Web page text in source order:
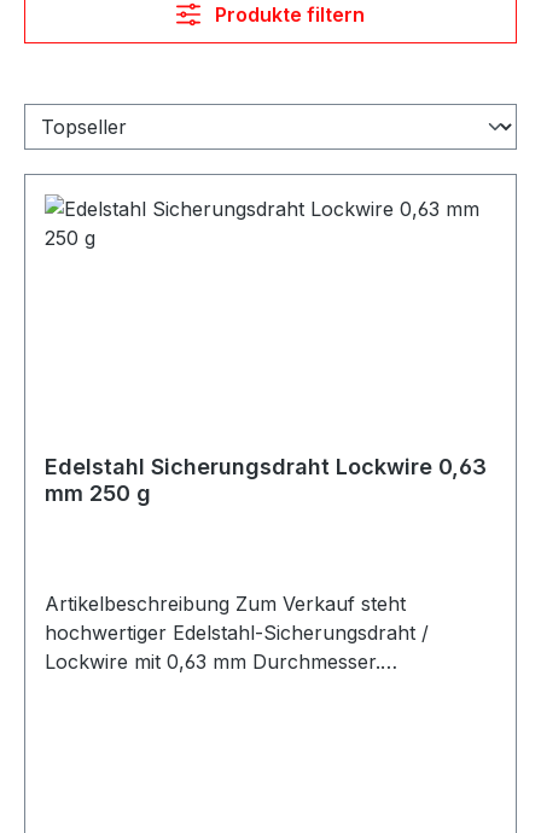
Produkte filtern
Edelstahl Sicherungsdraht Lockwire 0,63
mm 250 g
Artikelbeschreibung Zum Verkauf steht
hochwertiger Edelstahl-Sicherungsdraht /
Lockwire mit 0,63 mm Durchmesser.